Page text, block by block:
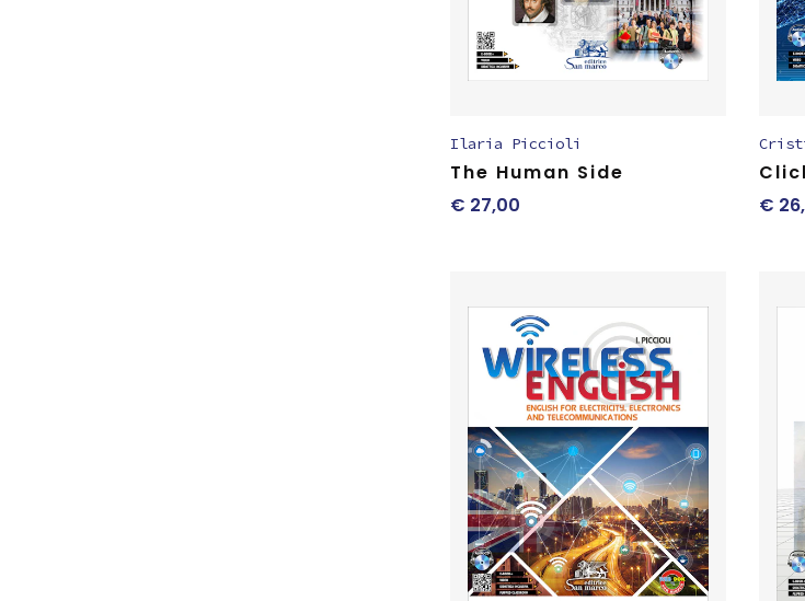
Ilaria Piccioli
The Human Side
€ 27,00
€